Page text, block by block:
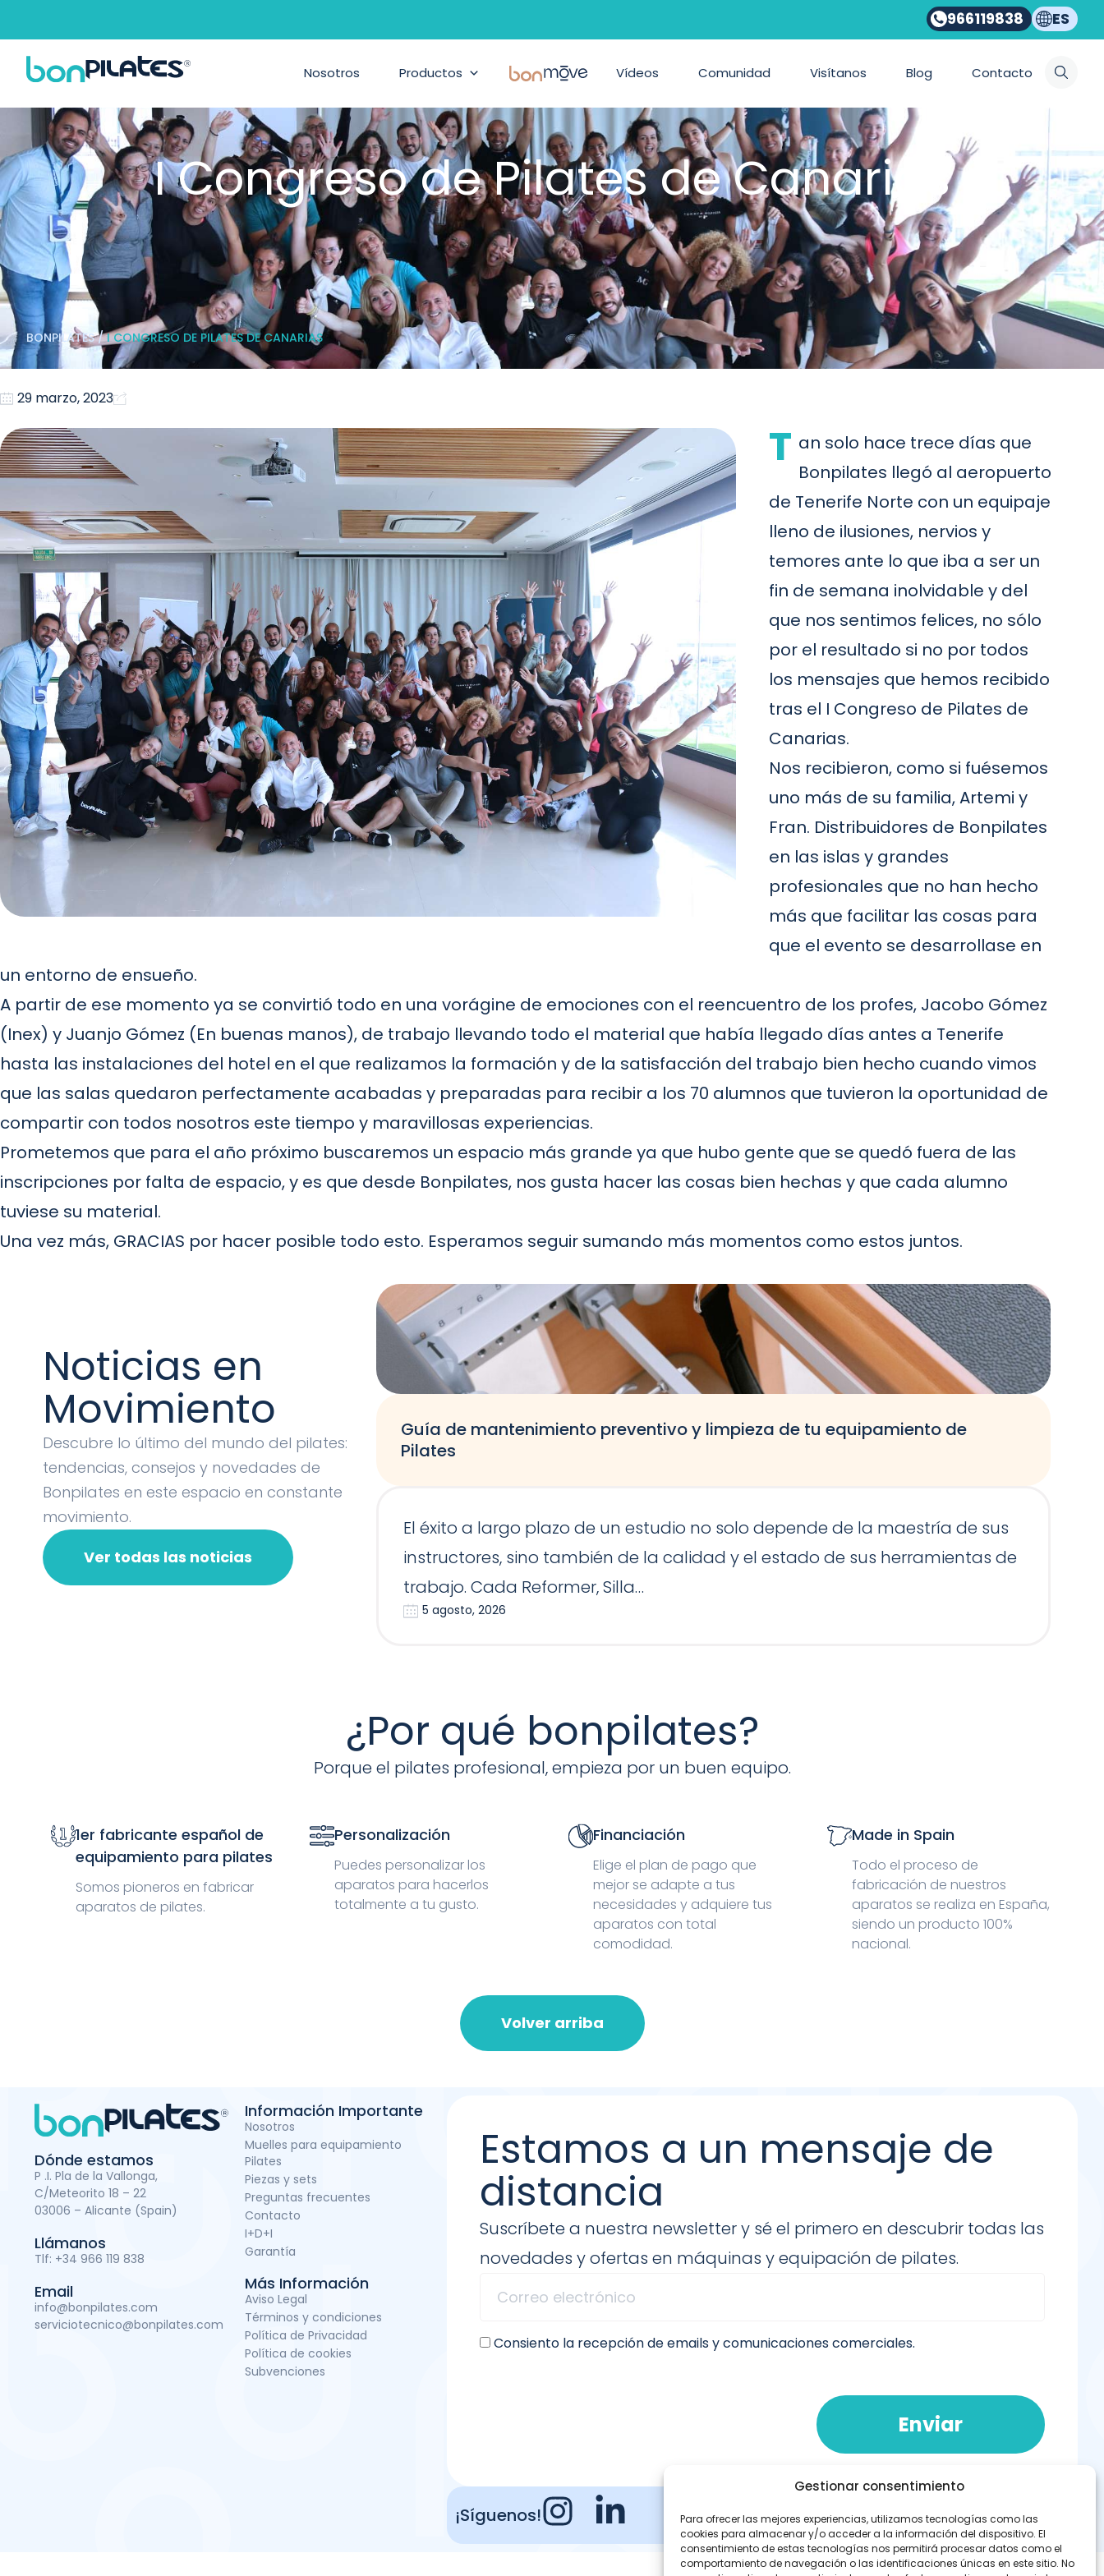
Gestionar consentimiento
Para ofrecer las mejores experiencias, utilizamos tecnologías como las
cookies para almacenar y/o acceder a la información del dispositivo. El
consentimiento de estas tecnologías nos permitirá procesar datos como el
comportamiento de navegación o las identificaciones únicas en este sitio. No
966119838 ES
Nosotros Productos BonMove Vídeos Comunidad Visítanos Blog Contacto
I Congreso de Pilates de Canarias
BONPILATES/I CONGRESO DE PILATES DE CANARIAS
29 marzo, 2023
T an solo hace trece días que
Bonpilates llegó al aeropuerto
de Tenerife Norte con un equipaje
lleno de ilusiones, nervios y
temores ante lo que iba a ser un
fin de semana inolvidable y del
que nos sentimos felices, no sólo
por el resultado si no por todos
los mensajes que hemos recibido
tras el I Congreso de Pilates de
Canarias.
Nos recibieron, como si fuésemos
uno más de su familia, Artemi y
Fran. Distribuidores de Bonpilates
en las islas y grandes
profesionales que no han hecho
más que facilitar las cosas para
que el evento se desarrollase en
un entorno de ensueño.
A partir de ese momento ya se convirtió todo en una vorágine de emociones con el reencuentro de los profes, Jacobo Gómez
(Inex) y Juanjo Gómez (En buenas manos), de trabajo llevando todo el material que había llegado días antes a Tenerife
hasta las instalaciones del hotel en el que realizamos la formación y de la satisfacción del trabajo bien hecho cuando vimos
que las salas quedaron perfectamente acabadas y preparadas para recibir a los 70 alumnos que tuvieron la oportunidad de
compartir con todos nosotros este tiempo y maravillosas experiencias.
Prometemos que para el año próximo buscaremos un espacio más grande ya que hubo gente que se quedó fuera de las
inscripciones por falta de espacio, y es que desde Bonpilates, nos gusta hacer las cosas bien hechas y que cada alumno
tuviese su material.
Una vez más, GRACIAS por hacer posible todo esto. Esperamos seguir sumando más momentos como estos juntos.
Noticias en
Movimiento
Descubre lo último del mundo del pilates:
tendencias, consejos y novedades de
Bonpilates en este espacio en constante
movimiento.
Ver todas las noticias
Guía de mantenimiento preventivo y limpieza de tu equipamiento de
Pilates
El éxito a largo plazo de un estudio no solo depende de la maestría de sus
instructores, sino también de la calidad y el estado de sus herramientas de
trabajo. Cada Reformer, Silla…
5 agosto, 2026
¿Por qué bonpilates?
Porque el pilates profesional, empieza por un buen equipo.
1er fabricante español de
equipamiento para pilates
Somos pioneros en fabricar
aparatos de pilates.
Personalización
Puedes personalizar los
aparatos para hacerlos
totalmente a tu gusto.
Financiación
Elige el plan de pago que
mejor se adapte a tus
necesidades y adquiere tus
aparatos con total
comodidad.
Made in Spain
Todo el proceso de
fabricación de nuestros
aparatos se realiza en España,
siendo un producto 100%
nacional.
Volver arriba
Dónde estamos
P .I. Pla de la Vallonga,
C/Meteorito 18 – 22
03006 – Alicante (Spain)
Llámanos
Tlf: +34 966 119 838
Email
info@bonpilates.com
serviciotecnico@bonpilates.com
Información Importante
Nosotros
Muelles para equipamiento
Pilates
Piezas y sets
Preguntas frecuentes
Contacto
I+D+I
Garantía
Más Información
Aviso Legal
Términos y condiciones
Política de Privacidad
Política de cookies
Subvenciones
Estamos a un mensaje de
distancia
Suscríbete a nuestra newsletter y sé el primero en descubrir todas las
novedades y ofertas en máquinas y equipación de pilates.
Consiento la recepción de emails y comunicaciones comerciales.
Enviar
¡Síguenos!